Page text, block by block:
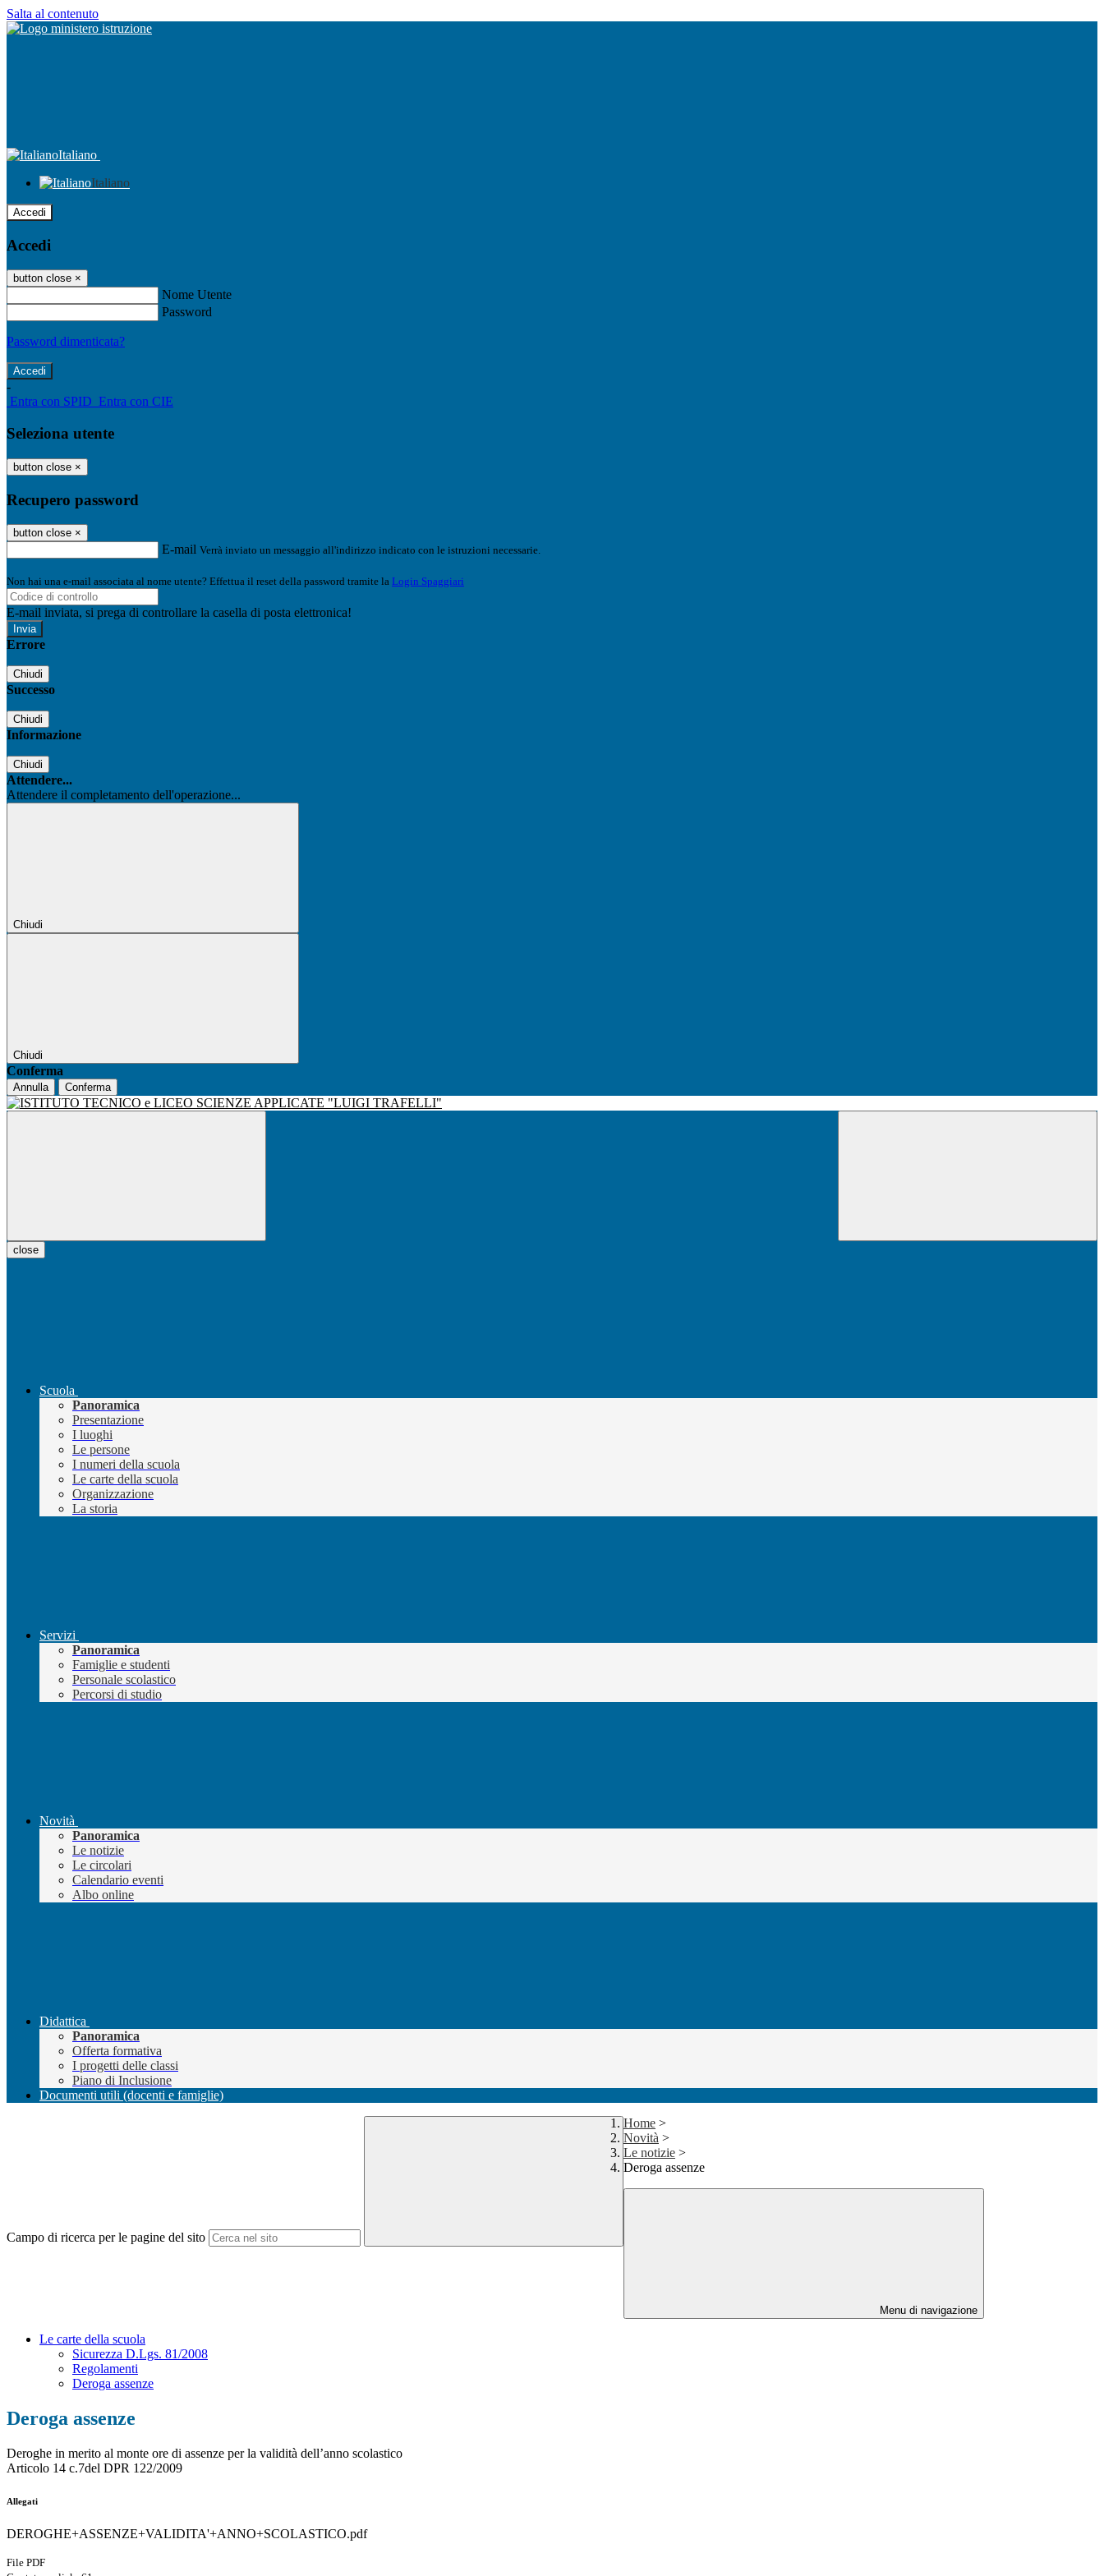
Salta al contenuto
Italiano
Italiano
Accedi
Accedi
button close ×
Nome Utente
Password
Password dimenticata?
-
Entra con SPID Entra con CIE
Seleziona utente
button close ×
Recupero password
button close ×
E-mail Verrà inviato un messaggio all'indirizzo indicato con le istruzioni necessarie.
Non hai una e-mail associata al nome utente? Effettua il reset della password tramite la Login Spaggiari
E-mail inviata, si prega di controllare la casella di posta elettronica!
Errore
Chiudi
Successo
Chiudi
Informazione
Chiudi
Attendere...
Attendere il completamento dell'operazione...
Chiudi
Chiudi
Conferma
Annulla Conferma
close
Scuola
Panoramica
Presentazione
I luoghi
Le persone
I numeri della scuola
Le carte della scuola
Organizzazione
La storia
Servizi
Panoramica
Famiglie e studenti
Personale scolastico
Percorsi di studio
Novità
Panoramica
Le notizie
Le circolari
Calendario eventi
Albo online
Didattica
Panoramica
Offerta formativa
I progetti delle classi
Piano di Inclusione
Documenti utili (docenti e famiglie)
Campo di ricerca per le pagine del sito
Home >
Novità >
Le notizie >
Deroga assenze
Menu di navigazione
Le carte della scuola
Sicurezza D.Lgs. 81/2008
Regolamenti
Deroga assenze
Deroga assenze
Deroghe in merito al monte ore di assenze per la validità dell’anno scolastico
Articolo 14 c.7del DPR 122/2009
Allegati
DEROGHE+ASSENZE+VALIDITA'+ANNO+SCOLASTICO.pdf
File PDF